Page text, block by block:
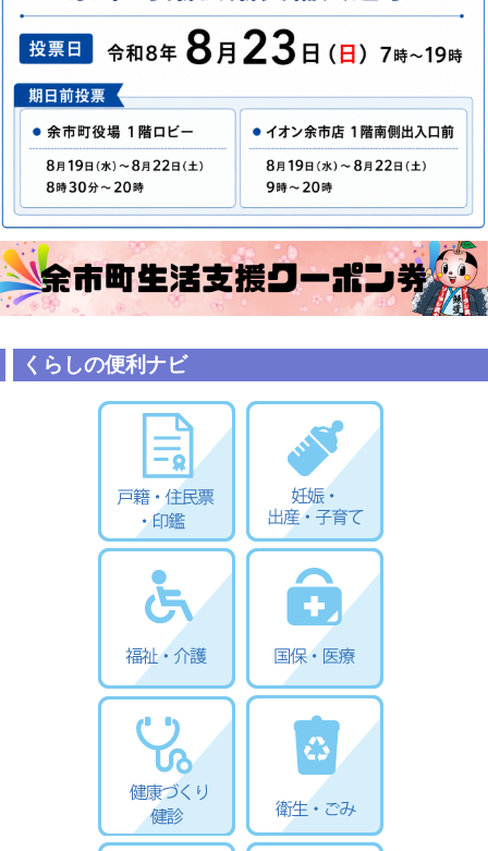
くらしの便利ナビ